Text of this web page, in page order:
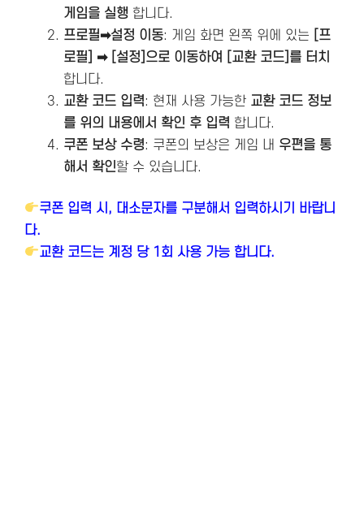
게임을 실행 합니다.
프로필➡설정 이동: 게임 화면 왼쪽 위에 있는
[프
로필] ➡ [설정]으로 이동하여 [교환 코드]를 터치
합니다.
교환 코드 입력: 현재 사용 가능한 교환 코드 정보
를 위의 내용에서 확인 후 입력 합니다.
쿠폰 보상 수령: 쿠폰의 보상은 게임 내 우편을 통
해서 확인할 수 있습니다.
쿠폰 입력 시, 대소문자를 구분해서 입력하시기 바랍니
다.
교환 코드는 계정 당 1회 사용 가능 합니다.